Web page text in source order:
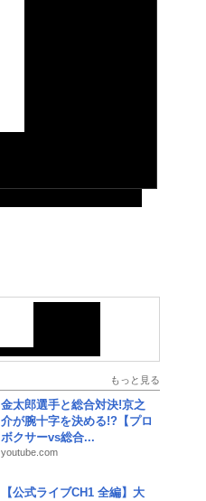
もっと見る
金太郎選手と総合対決!京之
介が腕十字を決める!?【プロ
ボクサーvs総合...
youtube.com
【公式ライブCH1 全編】大